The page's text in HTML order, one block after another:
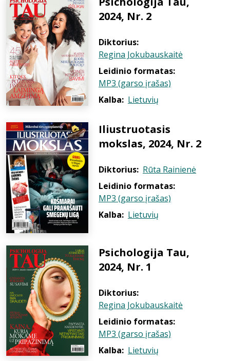
2024, Nr. 2
Diktorius:
Regina Jokubauskaitė
Leidinio formatas:
MP3 (garso įrašas)
Kalba: Lietuvių
Iliustruotasis
mokslas, 2024, Nr. 2
Diktorius: Rūta Rainienė
Leidinio formatas:
MP3 (garso įrašas)
Kalba: Lietuvių
Psichologija Tau,
2024, Nr. 1
Diktorius:
Regina Jokubauskaitė
Leidinio formatas:
MP3 (garso įrašas)
Kalba: Lietuvių